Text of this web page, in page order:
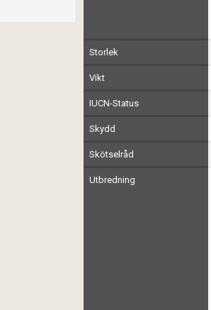
Storlek
Vikt
IUCN-Status
Skydd
Skötselråd
Utbredning